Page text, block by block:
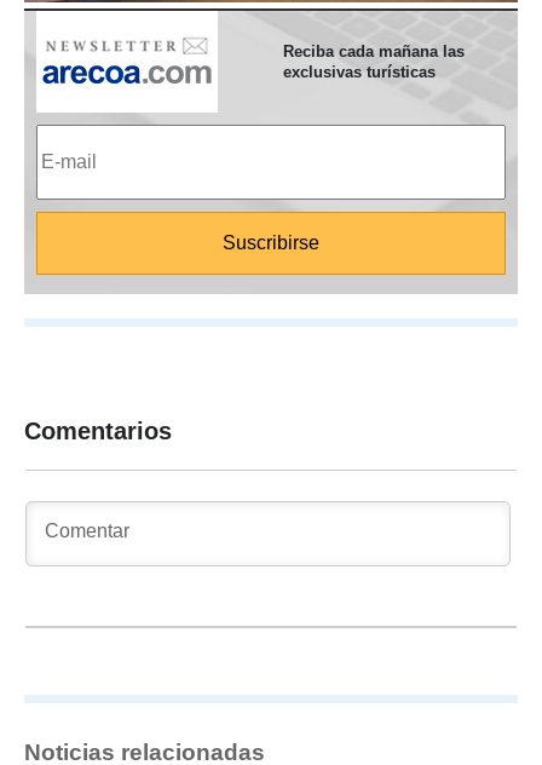
Reciba cada mañana las
exclusivas turísticas
Comentarios
Noticias relacionadas